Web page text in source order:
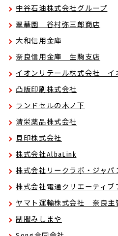
中谷石油株式会社グループ
翠華園 谷村弥三郎商店
大和信用金庫
奈良信用金庫 生駒支店
イオンリテール株式会社 イ
凸版印刷株式会社
ランドセルの木ノ下
清栄薬品株式会社
貝印株式会社
株式会社AlbaLink
株式会社リークラボ・ジャパ
株式会社電通クリエーティブ
ヤマト運輸株式会社 奈良主
制服みしまや